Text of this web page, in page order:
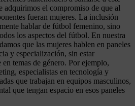
adquirimos el compromiso de que al
fueran mujeres. La inclusión
hablar de fútbol femenino, sino
los aspectos del fútbol. En nuestra
que las mujeres hablen en paneles
y especialización, sin estar
temas de género. Por ejemplo,
especialistas en tecnología y
que trabajan en equipos masculinos,
que tengan espacio en esos paneles